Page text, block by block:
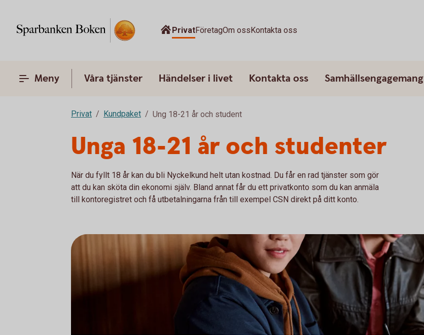
PrivatFöretagOm ossKontakta oss
Meny Våra tjänster Händelser i livet Kontakta oss Samhällsengagemang
Privat Kundpaket Ung 18-21 år och student
Unga 18-21 år och studenter
När du fyllt 18 år kan du bli Nyckelkund helt utan kostnad. Du får en rad tjänster som gör
att du kan sköta din ekonomi själv. Bland annat får du ett privatkonto som du kan anmäla
till kontoregistret och få utbetalningarna från till exempel CSN direkt på ditt konto.